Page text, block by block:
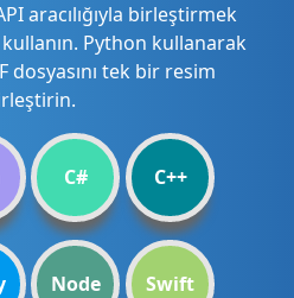
aracılığıyla birleştirmek
kullanın. Python kullanarak
dosyasını tek bir resim
C# C++
Node Swift